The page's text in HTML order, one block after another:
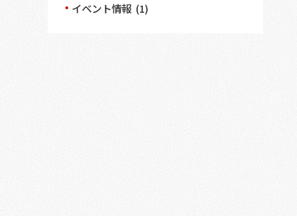
イベント情報 (1)